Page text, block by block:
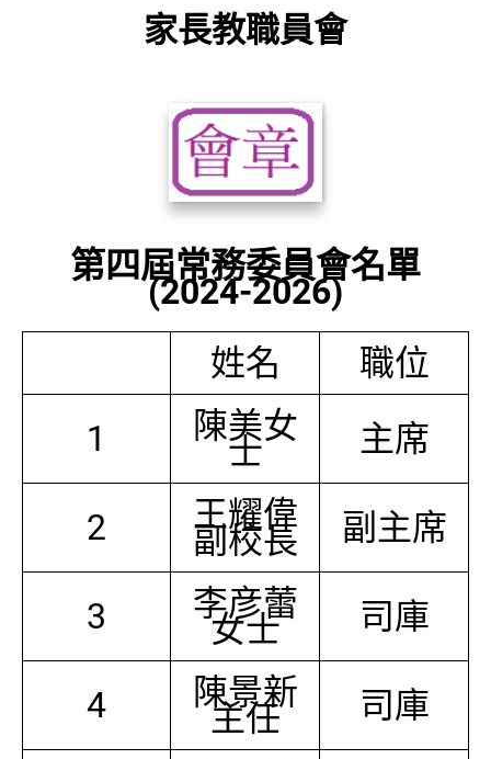
家長教職員會
第四屆常務委員會名單
(2024-2026)
姓名
職位
1
陳美女
士 主席
2 王耀偉
副校長 副主席
3 李彦蕾
女士 司庫
4 陳景新
主任 司庫